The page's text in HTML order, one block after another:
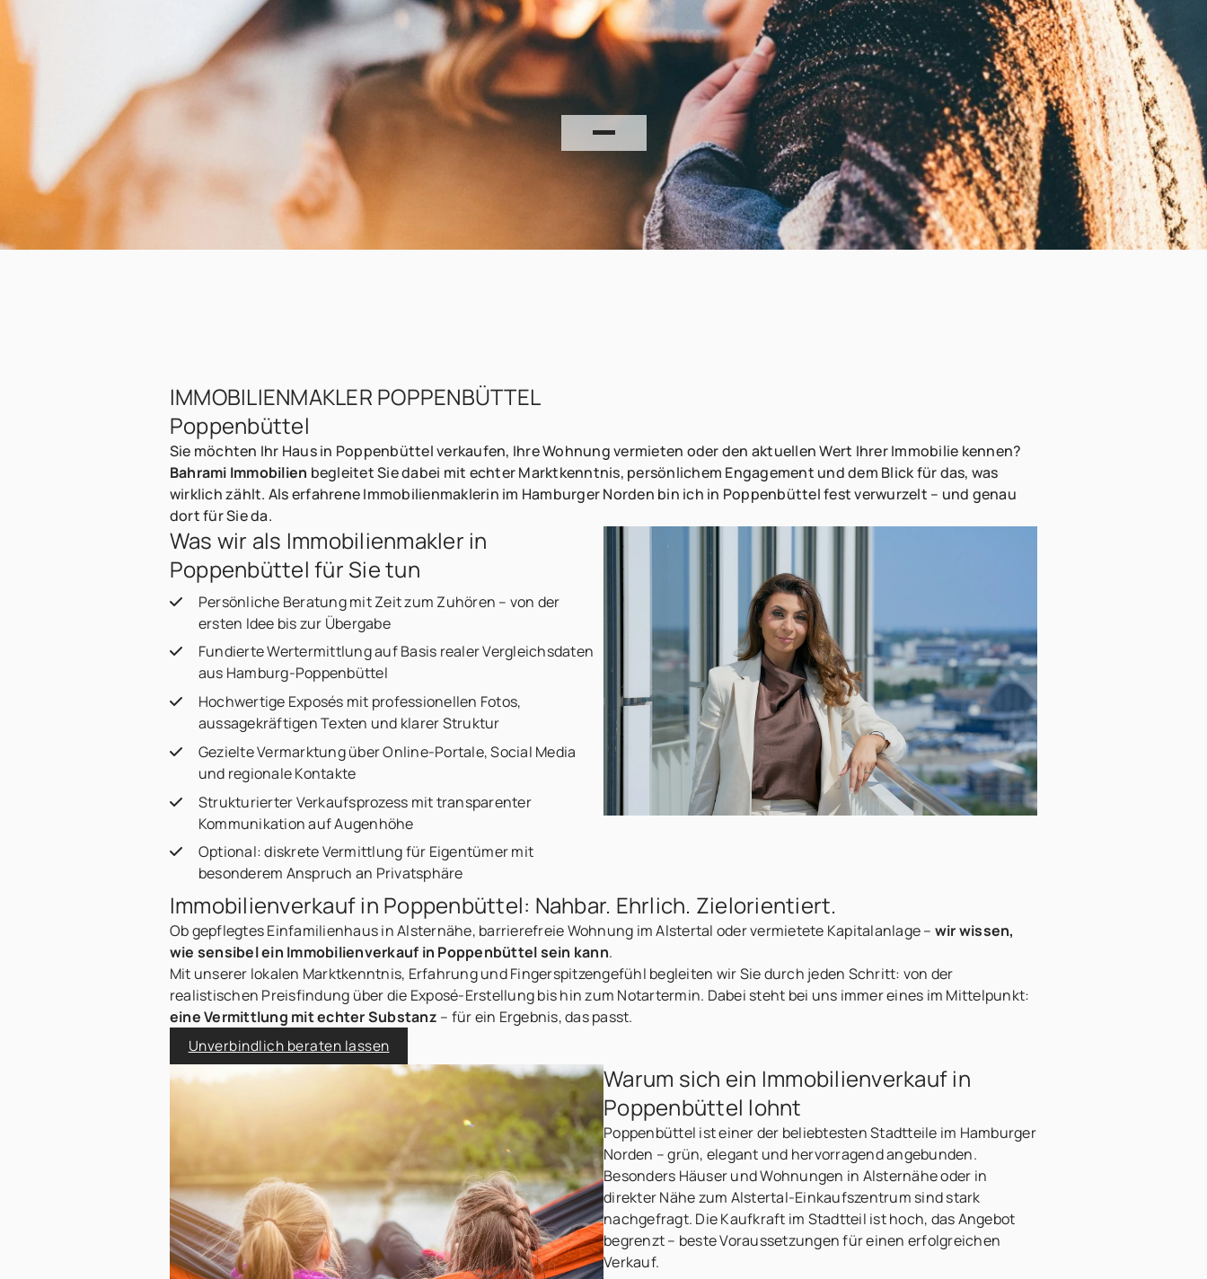
IMMOBILIENMAKLER POPPENBÜTTEL
Poppenbüttel
Sie möchten Ihr Haus in Poppenbüttel verkaufen, Ihre Wohnung vermieten oder den aktuellen Wert Ihrer Immobilie kennen?
Bahrami Immobilien begleitet Sie dabei mit echter Marktkenntnis, persönlichem Engagement und dem Blick für das, was
wirklich zählt. Als erfahrene Immobilienmaklerin im Hamburger Norden bin ich in Poppenbüttel fest verwurzelt – und genau
dort für Sie da.
Was wir als Immobilienmakler in
Poppenbüttel für Sie tun
Persönliche Beratung mit Zeit zum Zuhören – von der
ersten Idee bis zur Übergabe
Fundierte Wertermittlung auf Basis realer Vergleichsdaten
aus Hamburg-Poppenbüttel
Hochwertige Exposés mit professionellen Fotos,
aussagekräftigen Texten und klarer Struktur
Gezielte Vermarktung über Online-Portale, Social Media
und regionale Kontakte
Strukturierter Verkaufsprozess mit transparenter
Kommunikation auf Augenhöhe
Optional: diskrete Vermittlung für Eigentümer mit
besonderem Anspruch an Privatsphäre
Immobilienverkauf in Poppenbüttel: Nahbar. Ehrlich. Zielorientiert.
Ob gepflegtes Einfamilienhaus in Alsternähe, barrierefreie Wohnung im Alstertal oder vermietete Kapitalanlage – wir wissen,
wie sensibel ein Immobilienverkauf in Poppenbüttel sein kann.
Mit unserer lokalen Marktkenntnis, Erfahrung und Fingerspitzengefühl begleiten wir Sie durch jeden Schritt: von der
realistischen Preisfindung über die Exposé-Erstellung bis hin zum Notartermin. Dabei steht bei uns immer eines im Mittelpunkt:
eine Vermittlung mit echter Substanz – für ein Ergebnis, das passt.
Unverbindlich beraten lassen
Warum sich ein Immobilienverkauf in
Poppenbüttel lohnt
Poppenbüttel ist einer der beliebtesten Stadtteile im Hamburger
Norden – grün, elegant und hervorragend angebunden.
Besonders Häuser und Wohnungen in Alsternähe oder in
direkter Nähe zum Alstertal-Einkaufszentrum sind stark
nachgefragt. Die Kaufkraft im Stadtteil ist hoch, das Angebot
begrenzt – beste Voraussetzungen für einen erfolgreichen
Verkauf.